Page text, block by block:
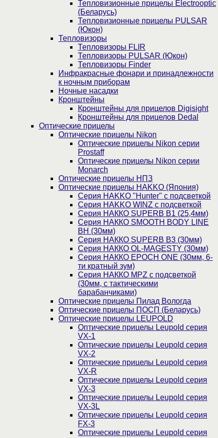
Тепловизионные прицелы Electrooptic
(Беларусь)
Тепловизионные прицелы PULSAR
(Юкон)
Тепловизоры
Тепловизоры FLIR
Тепловизоры PULSAR (Юкон)
Тепловизоры Finder
Инфракрасные фонари и принадлежности
к ночным приборам
Ночные насадки
Кронштейны
Кронштейны для прицелов Digisight
Кронштейны для прицелов Dedal
Оптические прицелы
Оптические прицелы Nikon
Оптические прицелы Nikon серии
Prostaff
Оптические прицелы Nikon серии
Monarch
Оптические прицелы НПЗ
Оптические прицелы HAKKO (Япония)
Cерия HAKKO "Hunter" с подсветкой
Серия НAKKO WINZ с подсветкой
Серия НАККО SUPERB B1 (25,4мм)
Серия НАККО SMOOTH BODY LINE
BH (30мм)
Серия НАККО SUPERB B3 (30мм)
Серия НАККО OL-MAGESTY (30мм)
Серия НАККО EPOCH ONE (30мм, 6-
ти кратный зум)
Серия НАККО MPZ с подсветкой
(30мм, c тактическими
барабанчиками)
Оптические прицелы Пилад Вологда
Оптические прицелы ПОСП (Беларусь)
Оптические прицелы LEUPOLD
Оптические прицелы Leupold серия
VX-1
Оптические прицелы Leupold серия
VX-2
Оптические прицелы Leupold серия
VX-R
Оптические прицелы Leupold серия
VX-3
Оптические прицелы Leupold серия
VX-3L
Оптические прицелы Leupold серия
FX-3
Оптические прицелы Leupold серия